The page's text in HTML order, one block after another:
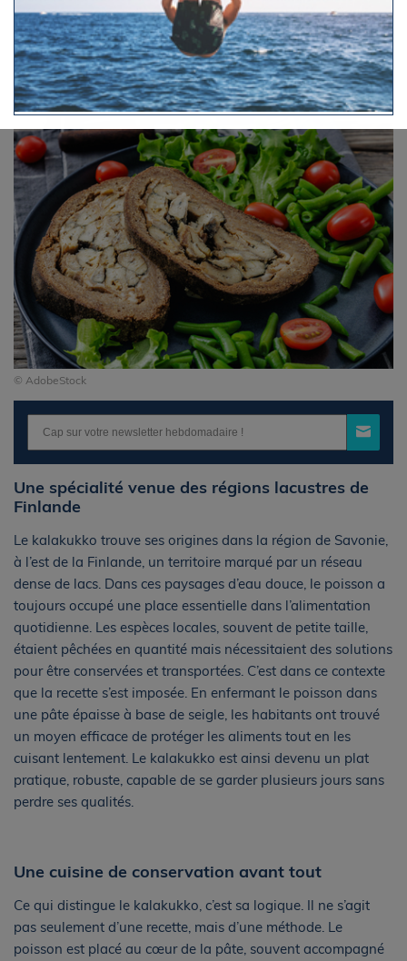
cette tourte compacte se cache une recette emblématique,
façonnée par les contraintes du climat, la vie sur l’eau et la
nécessité de conserver les aliments. Dense, nourrissant et
conçu pour durer, le kalakukko raconte une autre cuisine
maritime, loin du soleil méditerranéen mais tout aussi liée à
son territoire.
© AdobeStock
Une spécialité venue des régions lacustres de
Finlande
Le kalakukko trouve ses origines dans la région de Savonie,
à l’est de la Finlande, un territoire marqué par un réseau
dense de lacs. Dans ces paysages d’eau douce, le poisson a
toujours occupé une place essentielle dans l’alimentation
quotidienne. Les espèces locales, souvent de petite taille,
étaient pêchées en quantité mais nécessitaient des solutions
pour être conservées et transportées. C’est dans ce contexte
que la recette s’est imposée. En enfermant le poisson dans
une pâte épaisse à base de seigle, les habitants ont trouvé
un moyen efficace de protéger les aliments tout en les
cuisant lentement. Le kalakukko est ainsi devenu un plat
pratique, robuste, capable de se garder plusieurs jours sans
perdre ses qualités.
Une cuisine de conservation avant tout
Ce qui distingue le kalakukko, c’est sa logique. Il ne s’agit
pas seulement d’une recette, mais d’une méthode. Le
poisson est placé au cœur de la pâte, souvent accompagné